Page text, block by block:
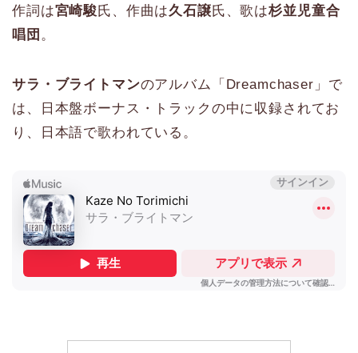
作詞は宮崎駿氏、作曲は久石譲氏、歌は杉並児童合
唱団 。
サラ・ブライトマンのアルバム「Dreamchaser」で
は、日本盤ボーナス・トラックの中に収録されてお
り、日本語で歌われている。